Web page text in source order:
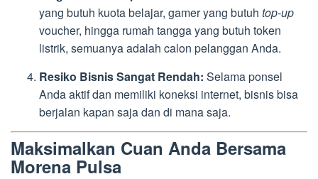
yang butuh kuota belajar, gamer yang butuh top-up
voucher, hingga rumah tangga yang butuh token
listrik, semuanya adalah calon pelanggan Anda.
Resiko Bisnis Sangat Rendah: Selama ponsel
Anda aktif dan memiliki koneksi internet, bisnis bisa
berjalan kapan saja dan di mana saja.
Maksimalkan Cuan Anda Bersama
Morena Pulsa